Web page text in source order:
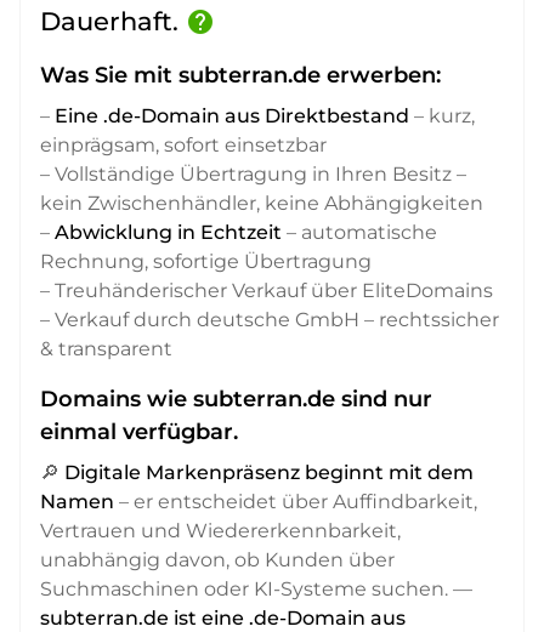
Dauerhaft. help
Was Sie mit subterran.de erwerben:
– Eine .de-Domain aus Direktbestand – kurz,
einprägsam, sofort einsetzbar
– Vollständige Übertragung in Ihren Besitz –
kein Zwischenhändler, keine Abhängigkeiten
– Abwicklung in Echtzeit – automatische
Rechnung, sofortige Übertragung
– Treuhänderischer Verkauf über EliteDomains
– Verkauf durch deutsche GmbH – rechtssicher
& transparent
Domains wie subterran.de sind nur
einmal verfügbar.
🔎 Digitale Markenpräsenz beginnt mit dem
Namen – er entscheidet über Auffindbarkeit,
Vertrauen und Wiedererkennbarkeit,
unabhängig davon, ob Kunden über
Suchmaschinen oder KI-Systeme suchen. —
subterran.de ist eine .de-Domain aus